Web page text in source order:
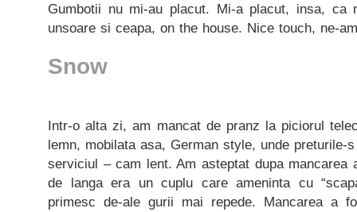
Gumbotii nu mi-au placut. Mi-a placut, insa, ca
unsoare si ceapa, on the house. Nice touch, ne-
Snow
Intr-o alta zi, am mancat de pranz la piciorul
lemn, mobilata asa, German style, unde
serviciul – cam lent. Am asteptat dupa
de langa era un cuplu care ameninta cu
primesc de-ale gurii mai repede. Mancarea a